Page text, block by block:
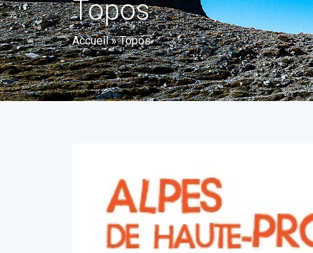
Topos
Accueil»Topos